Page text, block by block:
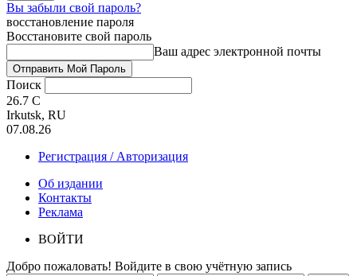
Вы забыли свой пароль?
восстановление пароля
Восстановите свой пароль
Ваш адрес электронной почты
Поиск
26.7 C
Irkutsk, RU
07.08.26
Регистрация / Авторизация
Об издании
Контакты
Реклама
ВОЙТИ
Добро пожаловать! Войдите в свою учётную запись